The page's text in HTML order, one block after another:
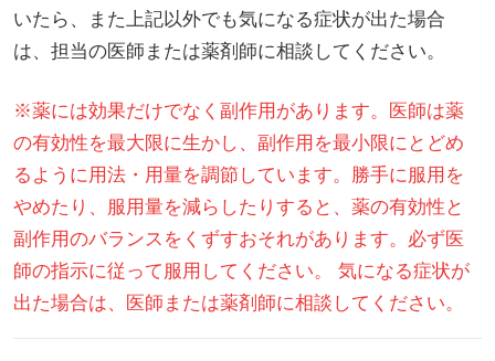
いたら、また上記以外でも気になる症状が出た場合
は、担当の医師または薬剤師に相談してください。
※薬には効果だけでなく副作用があります。医師は薬
の有効性を最大限に生かし、副作用を最小限にとどめ
るように用法・用量を調節しています。勝手に服用を
やめたり、服用量を減らしたりすると、薬の有効性と
副作用のバランスをくずすおそれがあります。必ず医
師の指示に従って服用してください。 気になる症状が
出た場合は、医師または薬剤師に相談してください。